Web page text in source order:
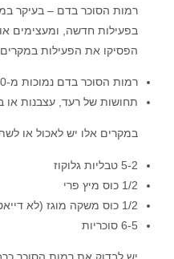
רמות הסוכר בדם – בעיקר
בפעילות חדשה, ומעצימים
הפסיקו את הפעילות
רמות הסוכר בדם נמוכות מ-70 מ"ג/דצ"ל
תחושות של רעד, עצבנות או
במקרים אלו יש לאכול או
5-2 טבליות גלוקוז
1/2 כוס מיץ פרי
1/2 כוס משקה מוגז (לא דייאט)
6-5 סוכריות